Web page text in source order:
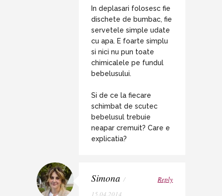
In deplasari folosesc fie
dischete de bumbac, fie
servetele simple udate
cu apa. E foarte simplu
si nici nu pun toate
chimicalele pe fundul
bebelusului.
Si de ce la fiecare
schimbat de scutec
bebelusul trebuie
neapar cremuit? Care e
explicatia?
Simona /
15.04.2014
Reply